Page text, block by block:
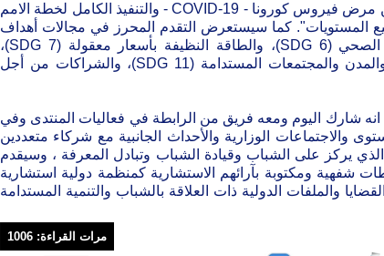
للتنمية المستدامة (HLPF) - "تسريع الشفاء من مرض فيروس كورونا - COVID-19 - والتنفيذ الكامل لخطة الامم
المستدامة عام 2030 على جميع المستويات". كما سيستعرض التقدم المحرز في مجالات أهداف
التنمية المستدامة - المياه النظيفة والصرف الصحي (SDG 6)، والطاقة النظيفة بأسعار معقولة (SDG 7)،
والصناعة والابتكار والبنية التحتية (SDG 9)، والمدن والمجتمعات المستدامة (SDG 11)، والشراكات من أجل
شارك اليوم ومعه فريق من الرابطة في فعاليات المنتدى وفي
والاجتماعات الوزارية والأحداث الجانبية مع شركاء متعددين
يركز على الشباب وقيادة الشباب وتبادل المعرفة ، وسيقدم
شفهية ومكتوبة بآرائهم الاستشارية كمنظمة دولية استشارية
والملفات الدولية ذات العلاقة بالشباب والتنمية المستدامة
مرات القراءة: 1006